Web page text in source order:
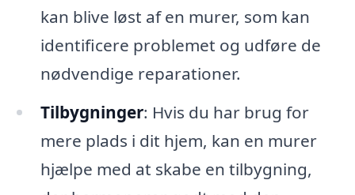
kan blive løst af en murer, som kan
identificere problemet og udføre de
nødvendige reparationer.
Tilbygninger: Hvis du har brug for
mere plads i dit hjem, kan en murer
hjælpe med at skabe en tilbygning,